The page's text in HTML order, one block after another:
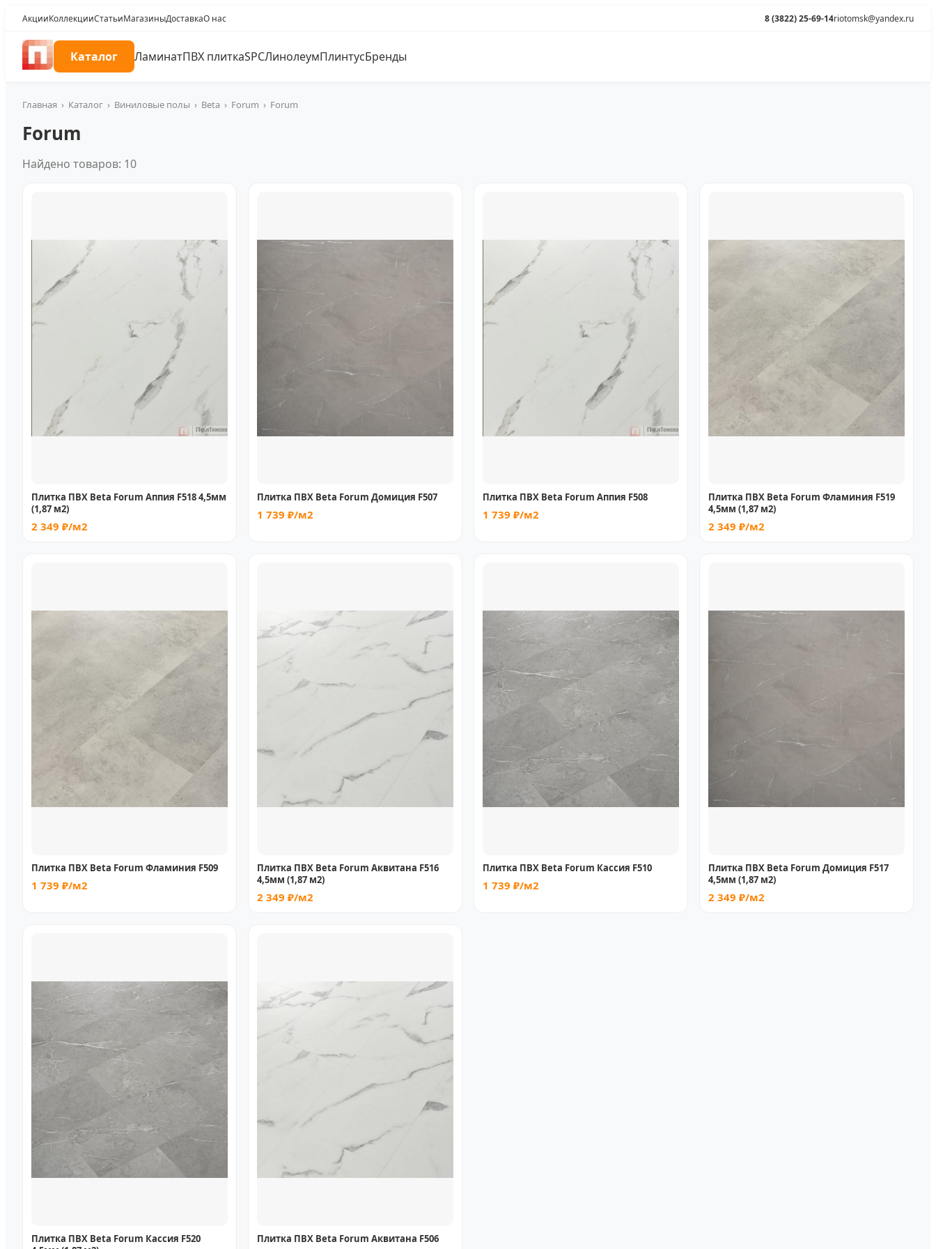
АкцииКоллекцииСтатьиМагазиныДоставкаО нас 8 (3822) 25-69-14riotomsk@yandex.ru
Каталог ЛаминатПВХ плиткаSPCЛинолеумПлинтусБренды
Главная › Каталог › Виниловые полы › Beta › Forum › Forum
Forum
Найдено товаров: 10
Плитка ПВХ Beta Forum Аппия F518 4,5мм
(1,87 м2)
2 349 ₽/м2
Плитка ПВХ Beta Forum Домиция F507
1 739 ₽/м2
Плитка ПВХ Beta Forum Аппия F508
1 739 ₽/м2
Плитка ПВХ Beta Forum Фламиния F519
4,5мм (1,87 м2)
2 349 ₽/м2
Плитка ПВХ Beta Forum Фламиния F509
1 739 ₽/м2
Плитка ПВХ Beta Forum Аквитана F516
4,5мм (1,87 м2)
2 349 ₽/м2
Плитка ПВХ Beta Forum Кассия F510
1 739 ₽/м2
Плитка ПВХ Beta Forum Домиция F517
4,5мм (1,87 м2)
2 349 ₽/м2
Плитка ПВХ Beta Forum Кассия F520
Плитка ПВХ Beta Forum Аквитана F506